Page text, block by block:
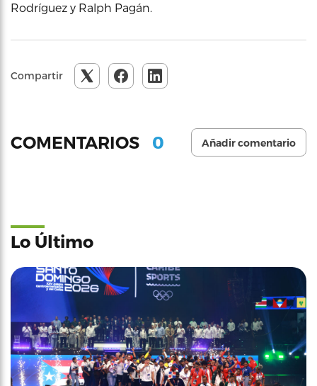
Rodríguez y Ralph Pagán.
Compartir
COMENTARIOS 0 Añadir comentario
Lo Último